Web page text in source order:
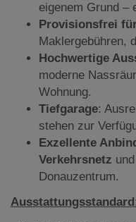
eigenem Grund –
Provisionsfrei
Maklergebühren,
Hochwertige
moderne
Wohnung.
Tiefgarage:
stehen zur
Exzellente
Verkehrsnetz
Donauzentrum.